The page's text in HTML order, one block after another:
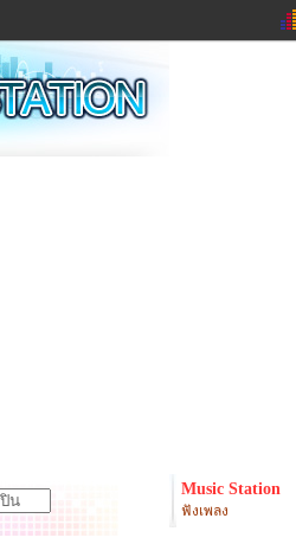
ข่าวสั้น
หนังใหม่
หมากรุกไทย
Music Station
ฟังเพลง